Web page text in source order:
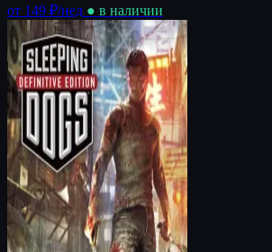
от 149 ₽/нед ● в наличии